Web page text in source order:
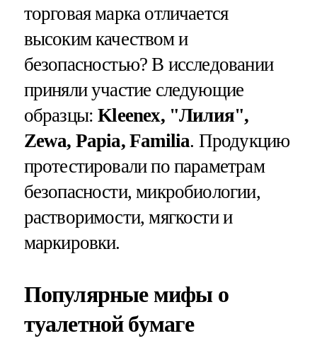
торговая марка отличается
высоким качеством и
безопасностью? В исследовании
приняли участие следующие
образцы:Kleenex, "Лилия",
Zewa, Papia, Familia. Продукцию
протестировали по параметрам
безопасности, микробиологии,
растворимости, мягкости и
маркировки.
Популярные мифы о
туалетной бумаге